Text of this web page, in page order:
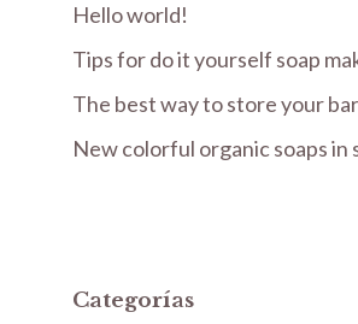
Hello world!
Tips for do it yourself soap
The best way to store your
New colorful organic soaps in
Categorías